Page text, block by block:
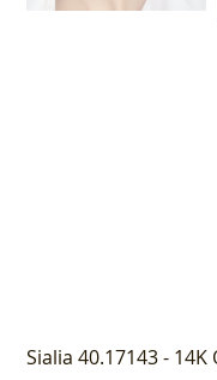
Sialia 40.17143 -